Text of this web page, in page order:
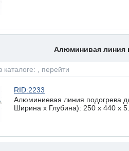
Алюминивая линия
каталоге: , перейти
RID:2233
Алюминиевая линия подогрева
Ширина х Глубина): 250 x 440 х 5.